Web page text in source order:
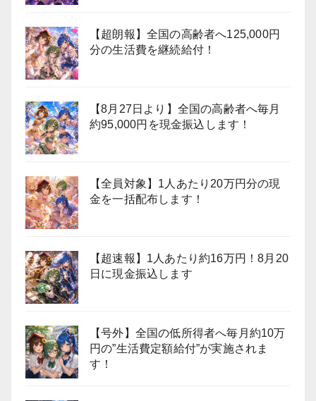
【超朗報】全国の高齢者へ125,000円
分の生活費を継続給付！
【8月27日より】全国の高齢者へ毎月
約95,000円を現金振込します！
【全員対象】1人あたり20万円分の現
金を一括配布します！
【超速報】1人あたり約16万円！8月20
日に現金振込します
【号外】全国の低所得者へ毎月約10万
円の”生活費定額給付”が実施されま
す！